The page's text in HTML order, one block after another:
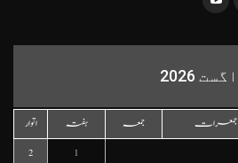
اگست 2026
جمعرات جمعہ ہفتہ
اتوار
1
2